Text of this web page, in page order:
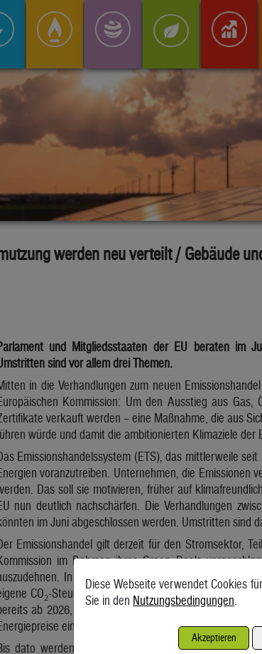
werden neu verteilt / Gebäude
und Mitgliedsstaaten der EU beraten im
sind vor allem drei Themen.
in die Verhandlungen zum neuen
Kommission: Um den Ausstieg aus Gas,
verkauft werden – eine Maßnahme, die aus
würde und damit die ambitionierten Klimaziele der
Emissionshandelssystem (ETS), das mittlerweile
voranzutreiben. Unternehmen, die
Das soll sie motivieren, früher auf
nun deutlich nachschärfen. Die Verhandlungen
im Juni abgeschlossen werden. Umstritten sind
Emissionshandel gilt derzeit für den Stromsektor,
im Rahmen ihres Green Deals
In Deutschland sind die Bereiche
CO₂-Steuer, die später in den europäischen
ab 2026, sowohl für Unternehmen als auch für
einen Kompromiss: Verbraucher sollen erst
dato werden die CO₂-Zertifikate zum Teil gratis
Diese Webseite verwendet Cookies
Sie in den Nutzungsbedingungen.
Akzeptieren